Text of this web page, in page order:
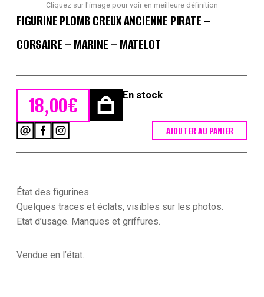
Cliquez sur l'image pour voir en meilleure définition
FIGURINE PLOMB CREUX ANCIENNE PIRATE –
CORSAIRE – MARINE – MATELOT
18,00€ En stock
ancienne
Pirate
-
Corsaire
-
AJOUTER AU PANIER
État des figurines.
Quelques traces et éclats, visibles sur les photos.
Etat d’usage. Manques et griffures.
Vendue en l’état.